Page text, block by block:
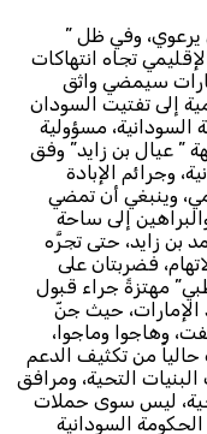
وفي ظل ”
تجاه انتهاكات
سيمضي واثق
إلى تفتيت السودان
مسؤولية
” عيال بن زايد” وفق
وجرائم الإبادة
وينبغي أن تمضي
إلى ساحة
زايد، حتى تجرَّه
فضربتان على
مهتزةً جراء قبول
حيث جنّ
وهاجوا وماجوا،
من تكثيف الدعم
التحية، ومرافق
ليس سوى حملات
السودانية